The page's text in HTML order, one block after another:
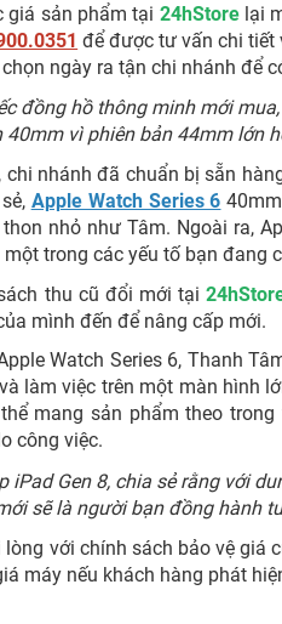
giá sản phẩm tại 24hStore lại
để được tư vấn chi tiết
ngày ra tận chi nhánh để
đồng hồ thông minh mới
40mm vì phiên bản 44mm lớn
, chi nhánh đã chuẩn bị sẵn
Apple Watch Series 6
nhỏ như Tâm. Ngoài ra,
trong các yếu tố bạn đang
thu cũ đổi mới tại
mình đến để nâng cấp mới.
Watch Series 6, Thanh
làm việc trên một màn hình
mang sản phẩm theo
công việc.
iPad Gen 8, chia sẻ rằng với
sẽ là người bạn đồng hành
với chính sách bảo vệ giá
máy nếu khách hàng phát